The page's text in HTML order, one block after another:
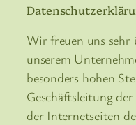
Wir freuen uns sehr
unserem
besonders hohen
Geschäftsleitung
der Internetseiten